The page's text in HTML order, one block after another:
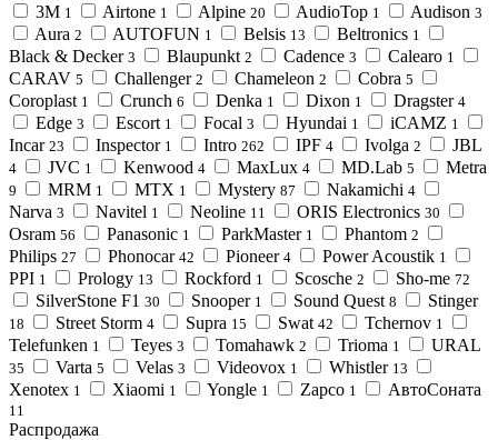
3M 1 Airtone 1 Alpine 20 AudioTop 1 Audison 3
Aura 2 AUTOFUN 1 Belsis 13 Beltronics 1
Black & Decker 3 Blaupunkt 2 Cadence 3 Calearo 1
CARAV 5 Challenger 2 Chameleon 2 Cobra 5
Coroplast 1 Crunch 6 Denka 1 Dixon 1 Dragster 4
Edge 3 Escort 1 Focal 3 Hyundai 1 iCAMZ 1
Incar 23 Inspector 1 Intro 262 IPF 4 Ivolga 2 JBL
4 JVC 1 Kenwood 4 MaxLux 4 MD.Lab 5 Metra
9 MRM 1 MTX 1 Mystery 87 Nakamichi 4
Narva 3 Navitel 1 Neoline 11 ORIS Electronics 30
Osram 56 Panasonic 1 ParkMaster 1 Phantom 2
Philips 27 Phonocar 42 Pioneer 4 Power Acoustik 1
PPI 1 Prology 13 Rockford 1 Scosche 2 Sho-me 72
SilverStone F1 30 Snooper 1 Sound Quest 8 Stinger
18 Street Storm 4 Supra 15 Swat 42 Tchernov 1
Telefunken 1 Teyes 3 Tomahawk 2 Trioma 1 URAL
35 Varta 5 Velas 3 Videovox 1 Whistler 13
Xenotex 1 Xiaomi 1 Yongle 1 Zapco 1 АвтоСоната
11
Распродажа